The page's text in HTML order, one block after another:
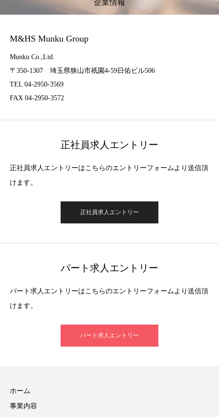
企業情報
M&HS Munku Group
Munku Co.,Ltd.
〒350-1307 埼玉県狭山市祇園4-59日佑ビル506
TEL 04-2950-3569
FAX 04-2950-3572
正社員求人エントリー
正社員求人エントリーはこちらのエントリーフォームより送信頂
けます。
正社員求人エントリー
パート求人エントリー
パート求人エントリーはこちらのエントリーフォームより送信頂
けます。
パート求人エントリー
ホーム
事業内容